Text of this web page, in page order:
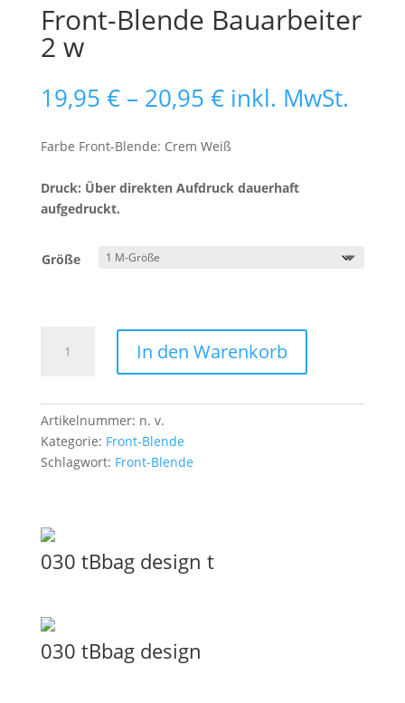
Front-Blende Bauarbeiter
2 w
19,95 € – 20,95 €Preisspanne:
19,95 €
bis
20,95 €
inkl. MwSt.
Farbe Front-Blende: Crem Weiß
Druck: Über direkten Aufdruck dauerhaft
aufgedruckt.
Größe
Blende
w
Menge
In den Warenkorb
Artikelnummer: n. v.
Kategorie: Front-Blende
Schlagwort: Front-Blende
030 tBbag design t
030 tBbag design